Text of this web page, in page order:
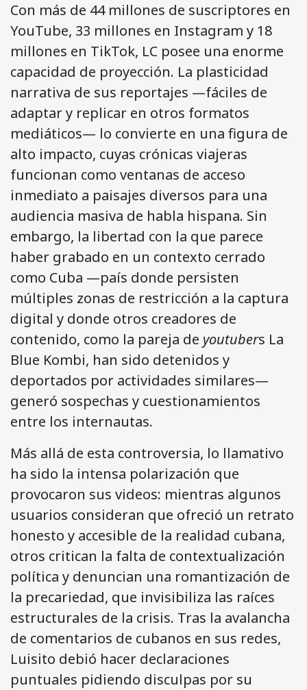
Con más de 44 millones de suscriptores en
YouTube, 33 millones en Instagram y 18
millones en TikTok, LC posee una enorme
capacidad de proyección. La plasticidad
narrativa de sus reportajes —fáciles de
adaptar y replicar en otros formatos
mediáticos— lo convierte en una figura de
alto impacto, cuyas crónicas viajeras
funcionan como ventanas de acceso
inmediato a paisajes diversos para una
audiencia masiva de habla hispana. Sin
embargo, la libertad con la que parece
haber grabado en un contexto cerrado
como Cuba —país donde persisten
múltiples zonas de restricción a la captura
digital y donde otros creadores de
contenido, como la pareja de youtubers La
Blue Kombi, han sido detenidos y
deportados por actividades similares—
generó sospechas y cuestionamientos
entre los internautas.
Más allá de esta controversia, lo llamativo
ha sido la intensa polarización que
provocaron sus videos: mientras algunos
usuarios consideran que ofreció un retrato
honesto y accesible de la realidad cubana,
otros critican la falta de contextualización
política y denuncian una romantización de
la precariedad, que invisibiliza las raíces
estructurales de la crisis. Tras la avalancha
de comentarios de cubanos en sus redes,
Luisito debió hacer declaraciones
puntuales pidiendo disculpas por su